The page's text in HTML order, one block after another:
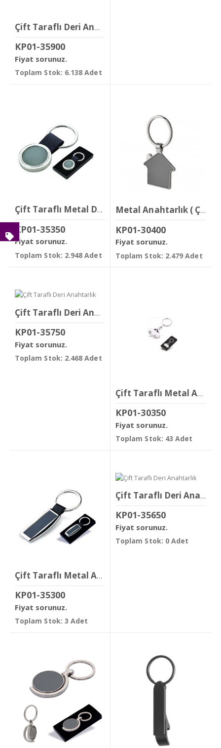
Çift Taraflı Deri Anahtarlık
KP01-35900
Fiyat sorunuz.
Toplam Stok: 6.138 Adet
Çift Taraflı Metal Derili Anahtarlık
KP01-35350
Fiyat sorunuz.
Toplam Stok: 2.948 Adet
Metal Anahtarlık ( Çift Taraflı )
KP01-30400
Fiyat sorunuz.
Toplam Stok: 2.479 Adet
Çift Taraflı Deri Anahtarlık
KP01-35750
Fiyat sorunuz.
Toplam Stok: 2.468 Adet
Çift Taraflı Metal Anahtarlık
KP01-30350
Fiyat sorunuz.
Toplam Stok: 43 Adet
Çift Taraflı Metal Anahtarlık
KP01-35300
Fiyat sorunuz.
Toplam Stok: 3 Adet
Çift Taraflı Deri Anahtarlık
KP01-35650
Fiyat sorunuz.
Toplam Stok: 0 Adet